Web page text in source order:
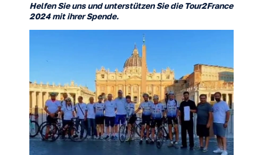
Helfen Sie uns und unterstützen Sie die Tour2France
2024 mit ihrer Spende.